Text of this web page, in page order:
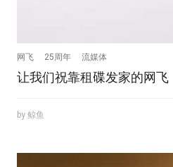
网飞 25周年 流媒体
让我们祝靠租碟发家的网飞
by 鲸鱼